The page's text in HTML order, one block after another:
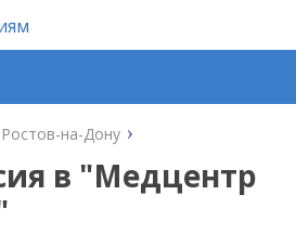
Ростов-на-Дону
в "Медцентр